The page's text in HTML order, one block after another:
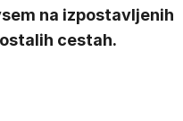
na izpostavljenih
cestah.